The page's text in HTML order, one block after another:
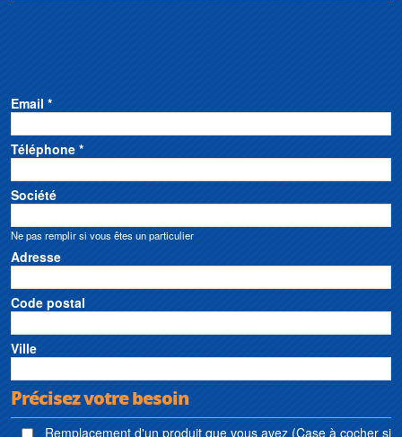
Email *
Téléphone *
Société
Ne pas remplir si vous êtes un particulier
Adresse
Code postal
Ville
Précisez votre besoin
Remplacement d'un produit que vous avez (Case à cocher si